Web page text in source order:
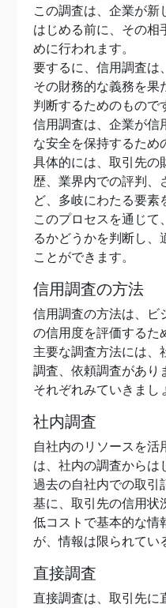
この調査は、企業が新
はじめる前に、その相
めに行われます。
要するに、信用調査は
その財務的な義務を果
判断するためのもので
信用調査は、企業が信
な安全を保持するため
具体的には、取引先の
歴、業界内での評判、
ど、多岐にわたる要素
このプロセスを通じて
るかどうかを判断し、
ことができます。
信用調査の方法
信用調査の方法は、ビ
の信用度を評価するた
主要な調査方法には、
調査、依頼調査があり
それぞれみていきまし
社内調査
自社内のリソースを活
は、社内の調査からは
過去の自社内での取引
基に、取引先の信用状
低コストで基本的な情
が、情報は限られてい
直接調査
直接調査は、取引先に